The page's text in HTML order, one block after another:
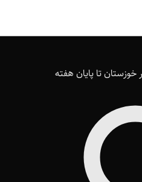
تا پایان هفته